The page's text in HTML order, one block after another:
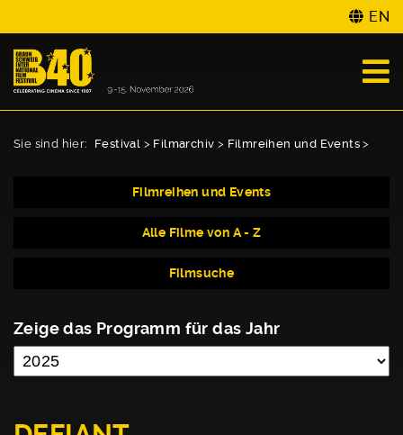
EN
Sie sind hier: Festival > Filmarchiv > Filmreihen und Events >
Filmreihen und Events
Alle Filme von A - Z
Filmsuche
Zeige das Programm für das Jahr